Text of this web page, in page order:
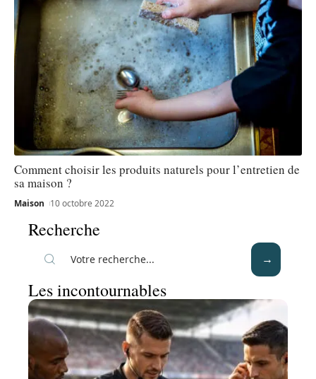
Comment choisir les produits naturels pour l’entretien de
sa maison ?
Maison 10 octobre 2022
Recherche
Les incontournables